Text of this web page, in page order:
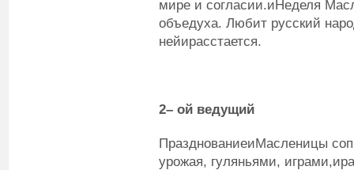
мире и согласии.иНеделя
объедуха. Любит русский
нейирасстается.
2– ой ведущий
ПразднованиеиМасленицы
урожая, гуляньями,